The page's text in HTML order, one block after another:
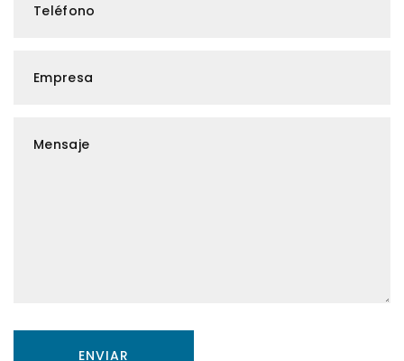
Teléfono
Empresa
Mensaje
ENVIAR